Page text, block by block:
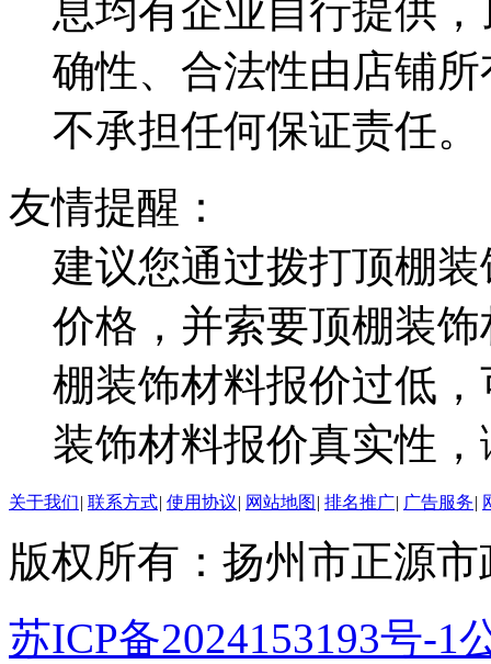
息均有企业自行提供
确性、合法性由店铺
不承担任何保证责任。
友情提醒：
建议您通过拨打顶棚
价格，并索要顶棚装
棚装饰材料报价过低
装饰材料报价真实性
关于我们| 联系方式| 使用协议| 网站地图 | 排名推广| 广告服务|
版权所有：扬州市正源
苏ICP备2024153193号-1